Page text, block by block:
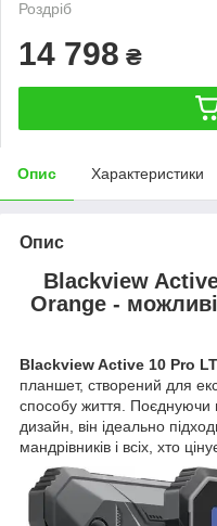
Роздріб
14 798 ₴
Опис Характеристики
Опис
Blackview
Orange -
Blackview Active 10 Pro
планшет, створений для
способу життя. Поєднуючи
дизайн, він ідеально
мандрівників і всіх, хто